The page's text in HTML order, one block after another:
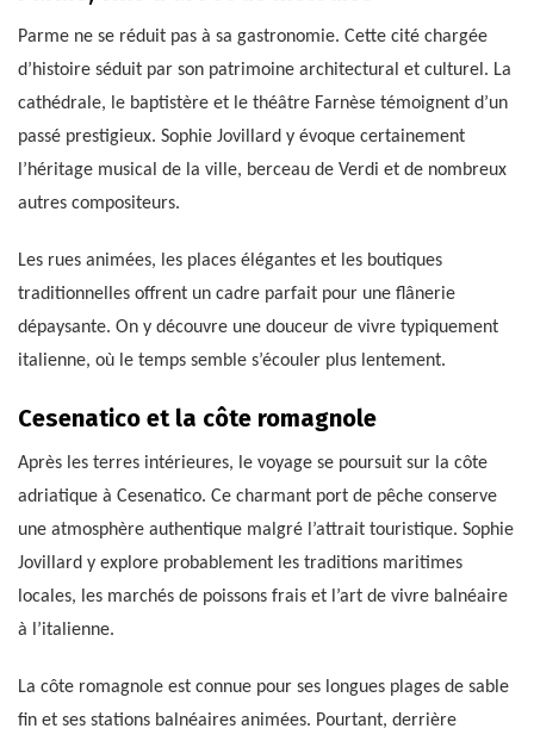
Parme ne se réduit pas à sa gastronomie. Cette cité chargée
d’histoire séduit par son patrimoine architectural et culturel. La
cathédrale, le baptistère et le théâtre Farnèse témoignent d’un
passé prestigieux. Sophie Jovillard y évoque certainement
l’héritage musical de la ville, berceau de Verdi et de nombreux
autres compositeurs.
Les rues animées, les places élégantes et les boutiques
traditionnelles offrent un cadre parfait pour une flânerie
dépaysante. On y découvre une douceur de vivre typiquement
italienne, où le temps semble s’écouler plus lentement.
Cesenatico et la côte romagnole
Après les terres intérieures, le voyage se poursuit sur la côte
adriatique à Cesenatico. Ce charmant port de pêche conserve
une atmosphère authentique malgré l’attrait touristique. Sophie
Jovillard y explore probablement les traditions maritimes
locales, les marchés de poissons frais et l’art de vivre balnéaire
à l’italienne.
La côte romagnole est connue pour ses longues plages de sable
fin et ses stations balnéaires animées. Pourtant, derrière